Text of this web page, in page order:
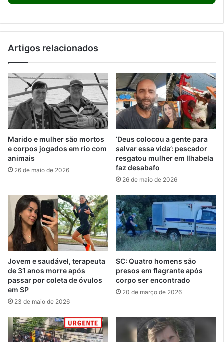
Artigos relacionados
Marido e mulher são mortos
e corpos jogados em rio com
animais
26 de maio de 2026
‘Deus colocou a gente para
salvar essa vida’: pescador
resgatou mulher em Ilhabela
faz desabafo
26 de maio de 2026
Jovem e saudável, terapeuta
de 31 anos morre após
passar por coleta de óvulos
em SP
23 de maio de 2026
SC: Quatro homens são
presos em flagrante após
corpo ser encontrado
20 de março de 2026